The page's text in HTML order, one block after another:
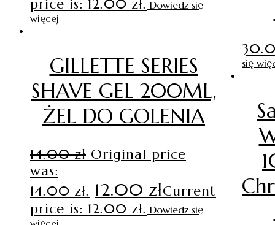
price is: 12.00 zł. Dowiedz się
więcej
GILLETTE SERIES
SHAVE GEL 200ML,
ŻEL DO GOLENIA
14.00zł Original price
was:
14.00 zł. 12.00 złCurrent
price is: 12.00 zł. Dowiedz się
się